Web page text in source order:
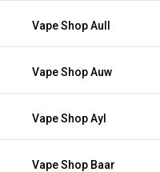
Vape Shop Aull
Vape Shop Auw
Vape Shop Ayl
Vape Shop Baar